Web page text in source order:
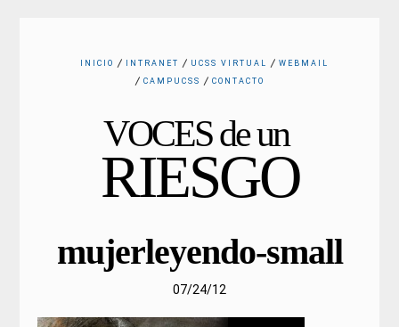
INICIO INTRANET UCSS VIRTUAL
WEBMAIL
CAMPUCSS
CONTACTO
VOCES de un
RIESGO
mujerleyendo-small
07/24/12